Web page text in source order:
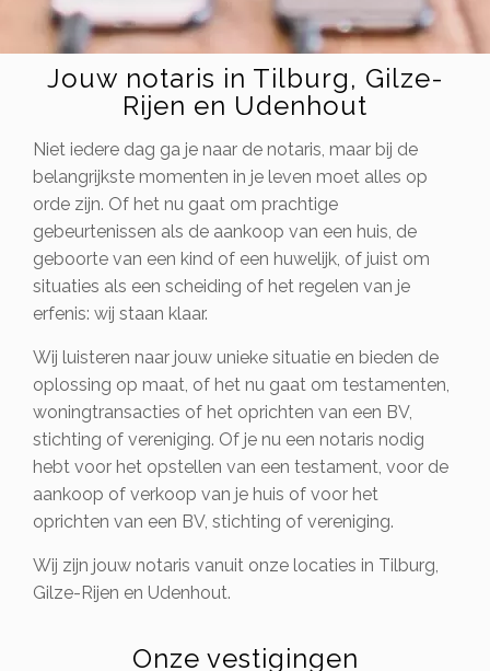
Jouw notaris in Tilburg, Gilze-
Rijen en Udenhout
Niet iedere dag ga je naar de notaris, maar bij de
belangrijkste momenten in je leven moet alles op
orde zijn. Of het nu gaat om prachtige
gebeurtenissen als de aankoop van een huis, de
geboorte van een kind of een huwelijk, of juist om
situaties als een scheiding of het regelen van je
erfenis: wij staan klaar.
Wij luisteren naar jouw unieke situatie en bieden de
oplossing op maat, of het nu gaat om testamenten,
woningtransacties of het oprichten van een BV,
stichting of vereniging. Of je nu een notaris nodig
hebt voor het opstellen van een testament, voor de
aankoop of verkoop van je huis of voor het
oprichten van een BV, stichting of vereniging.
Wij zijn jouw notaris vanuit onze locaties in Tilburg,
Gilze-Rijen en Udenhout.
Onze vestigingen